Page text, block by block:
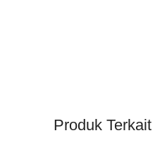
Produk Terkait